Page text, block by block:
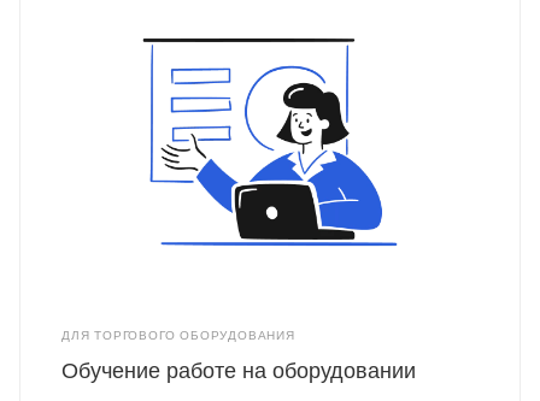
ДЛЯ ТОРГОВОГО ОБОРУДОВАНИЯ
Обучение работе на оборудовании